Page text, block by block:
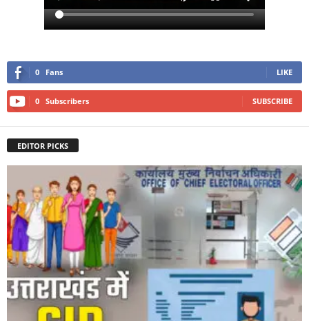
0 Fans LIKE
0 Subscribers SUBSCRIBE
EDITOR PICKS